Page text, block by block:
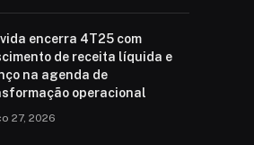
encerra 4T25 com
de receita líquida e
na agenda de
operacional
27, 2026